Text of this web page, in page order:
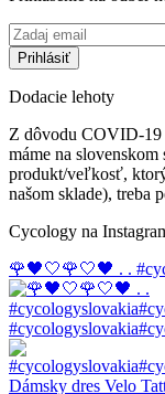
Dodacie lehoty
Z dôvodu COVID-19
máme na
produkt/veľkosť, ktorý
našom sklade), treba
Cycology na
🌹🖤🤍🌹🤍🖤 . .
Dámsky dres Velo